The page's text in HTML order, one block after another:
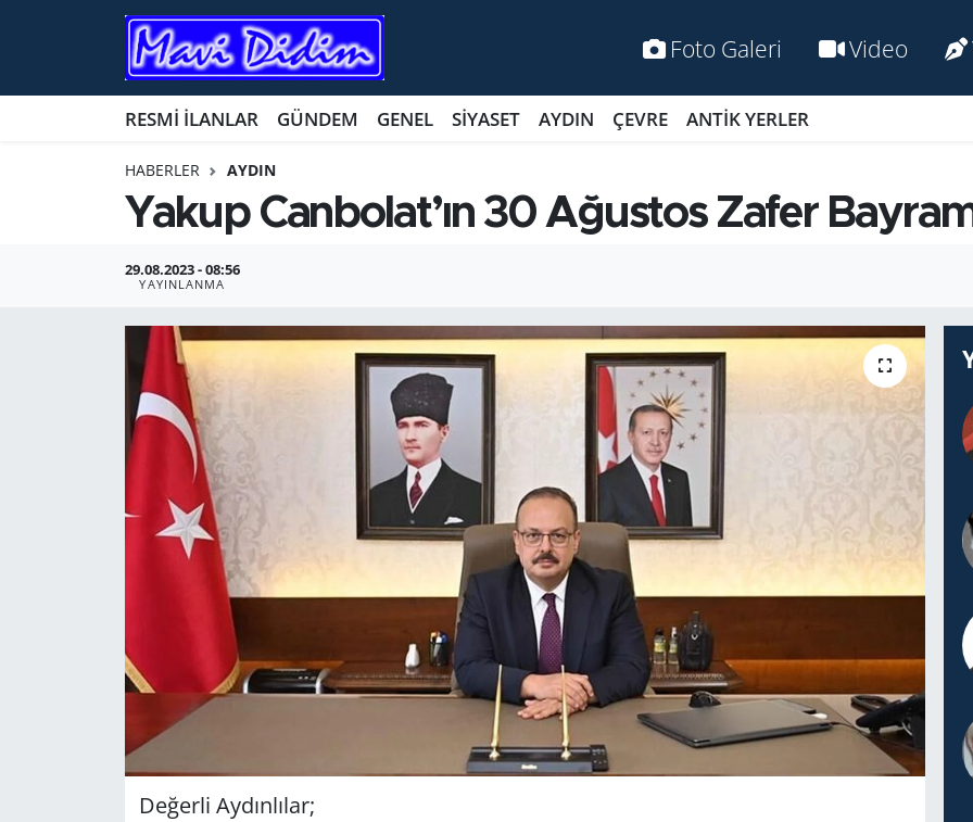
Foto Galeri Video
RESMİ İLANLAR GÜNDEM GENEL SİYASET AYDIN ÇEVRE ANTİK YERLER
HABERLER AYDIN
Yakup Canbolat’ın 30 Ağustos Zafer
29.08.2023 - 08:56
YAYINLANMA
Değerli Aydınlılar;
ANTİK YERLER
EKONOMİ
GÜNDEM
MAGAZİN
POLİTİKA
RESMİ İLANLAR
Nöbetçi Eczaneler
Namaz Vakitleri
Tüm Manşetler
Son Dakika Haberleri
Haber Arşivi